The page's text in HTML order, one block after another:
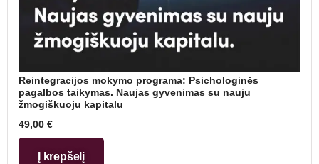
Reintegracijos mokymo programa: Psichologinės
pagalbos taikymas. Naujas gyvenimas su nauju
žmogiškuoju kapitalu
49,00 €
Į krepšelį